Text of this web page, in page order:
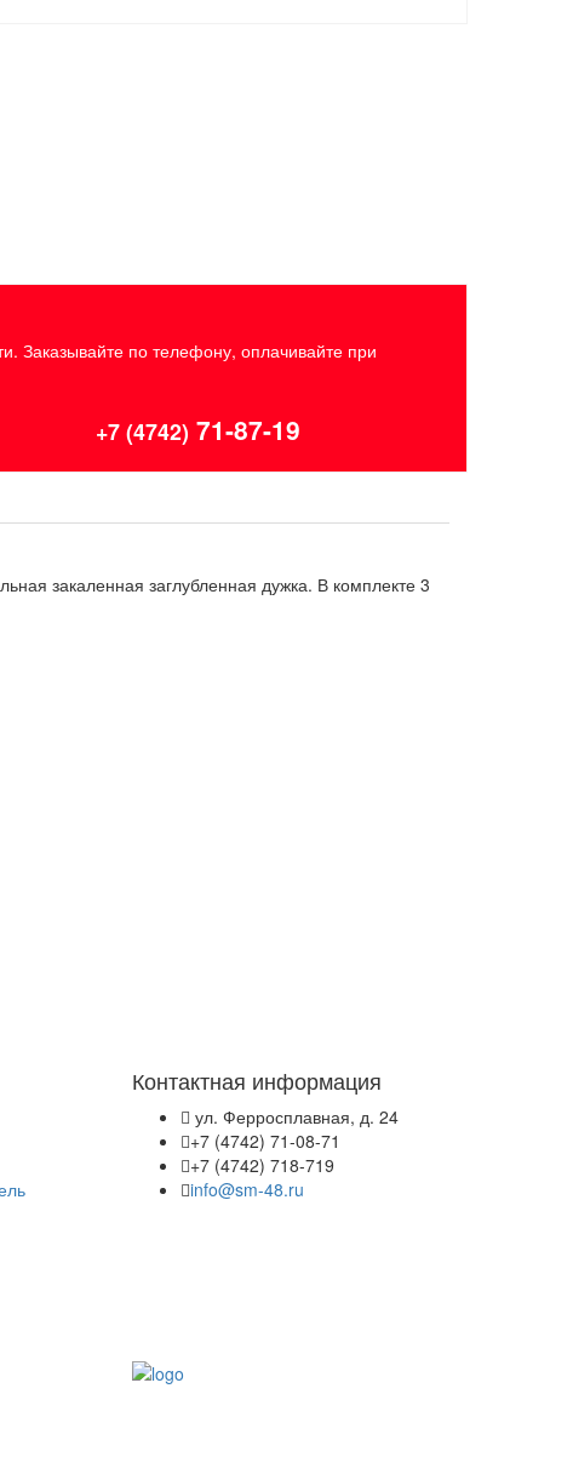
Заказывайте по телефону, оплачивайте при
+7 (4742) 71-87-19
закаленная заглубленная дужка. В комплекте 3
Контактная информация
ул. Ферросплавная, д. 24
+7 (4742) 71-08-71
+7 (4742) 718-719
info@sm-48.ru